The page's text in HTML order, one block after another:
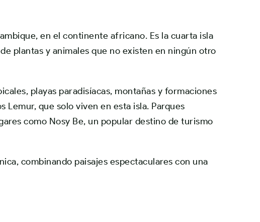
, en el continente africano. Es la cuarta isla
plantas y animales que no existen en ningún otro
playas paradisíacas, montañas y formaciones
Lemur, que solo viven en esta isla. Parques
como Nosy Be, un popular destino de turismo
combinando paisajes espectaculares con una